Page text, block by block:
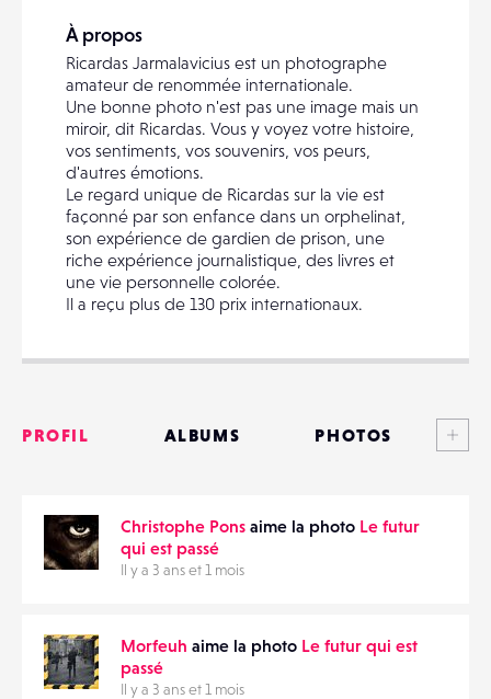
DESTINATAIRE
VOTRE
EMAIL
VOTRE
À propos
Ricardas Jarmalavicius est un photographe
amateur de renommée internationale.
Une bonne photo n'est pas une image mais un
miroir, dit Ricardas. Vous y voyez votre histoire,
vos sentiments, vos souvenirs, vos peurs,
d'autres émotions.
Le regard unique de Ricardas sur la vie est
façonné par son enfance dans un orphelinat,
son expérience de gardien de prison, une
riche expérience journalistique, des livres et
une vie personnelle colorée.
Il a reçu plus de 130 prix internationaux.
PROFIL ALBUMS PHOTOS
MATÉRIELS
ÉVÉNEMENTS
Christophe Pons aime la photo Le futur
qui est passé
Il y a 3 ans et 1 mois
Morfeuh aime la photo Le futur qui est
passé
Il y a 3 ans et 1 mois